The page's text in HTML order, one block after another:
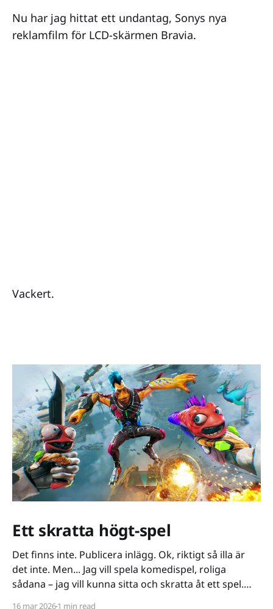
Nu har jag hittat ett undantag, Sonys nya
reklamfilm för LCD-skärmen Bravia.
Vackert.
Ett skratta högt-spel
Det finns inte. Publicera inlägg. Ok, riktigt så illa är
det inte. Men... Jag vill spela komedispel, roliga
sådana – jag vill kunna sitta och skratta åt ett spel.
16 mar 20261 min read